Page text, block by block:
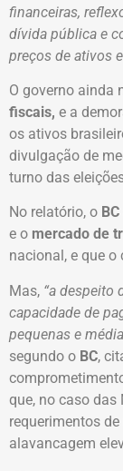
financeiras,
dívida pública e
preços de ativos
O governo ainda
fiscais, e a
os ativos
divulgação de
turno das
No relatório, o BC
e o mercado de
nacional, e que o
Mas, “a despeito
capacidade de
pequenas e
segundo o BC,
que, no caso das
requerimentos
alavancagem